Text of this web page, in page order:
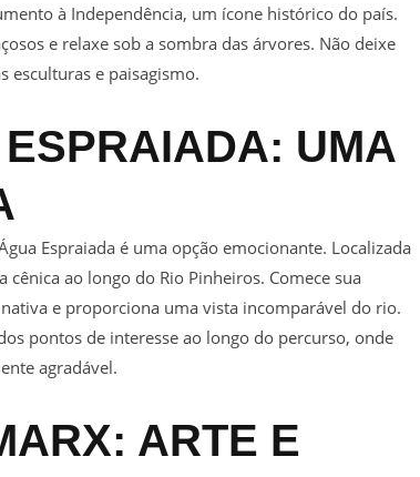
à Independência, um ícone histórico do país.
e relaxe sob a sombra das árvores. Não deixe
esculturas e paisagismo.
UMA
Espraiada é uma opção emocionante. Localizada
ao longo do Rio Pinheiros. Comece sua
e proporciona uma vista incomparável do rio.
pontos de interesse ao longo do percurso, onde
agradável.
ARTE E